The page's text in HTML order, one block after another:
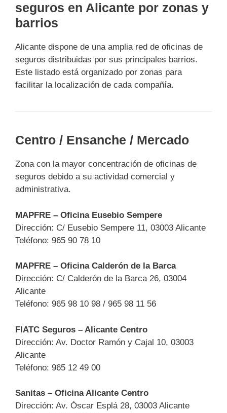
seguros en Alicante por zonas y
barrios
Alicante dispone de una amplia red de oficinas de
seguros distribuidas por sus principales barrios.
Este listado está organizado por zonas para
facilitar la localización de cada compañía.
Centro / Ensanche / Mercado
Zona con la mayor concentración de oficinas de
seguros debido a su actividad comercial y
administrativa.
MAPFRE – Oficina Eusebio Sempere
Dirección: C/ Eusebio Sempere 11, 03003 Alicante
Teléfono: 965 90 78 10
MAPFRE – Oficina Calderón de la Barca
Dirección: C/ Calderón de la Barca 26, 03004
Alicante
Teléfono: 965 98 10 98 / 965 98 11 56
FIATC Seguros – Alicante Centro
Dirección: Av. Doctor Ramón y Cajal 10, 03003
Alicante
Teléfono: 965 12 49 00
Sanitas – Oficina Alicante Centro
Dirección: Av. Óscar Esplá 28, 03003 Alicante